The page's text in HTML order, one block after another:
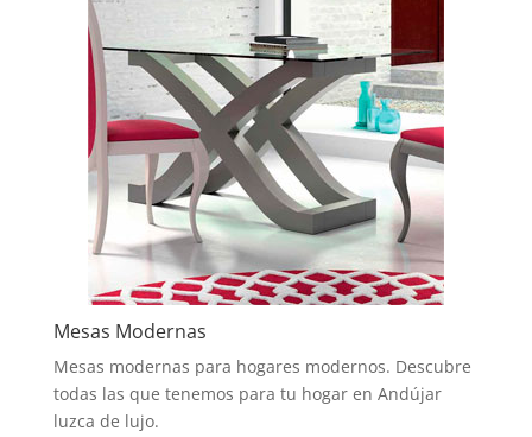
Mesas Modernas
Mesas modernas para hogares modernos. Descubre
todas las que tenemos para tu hogar en Andújar
luzca de lujo.